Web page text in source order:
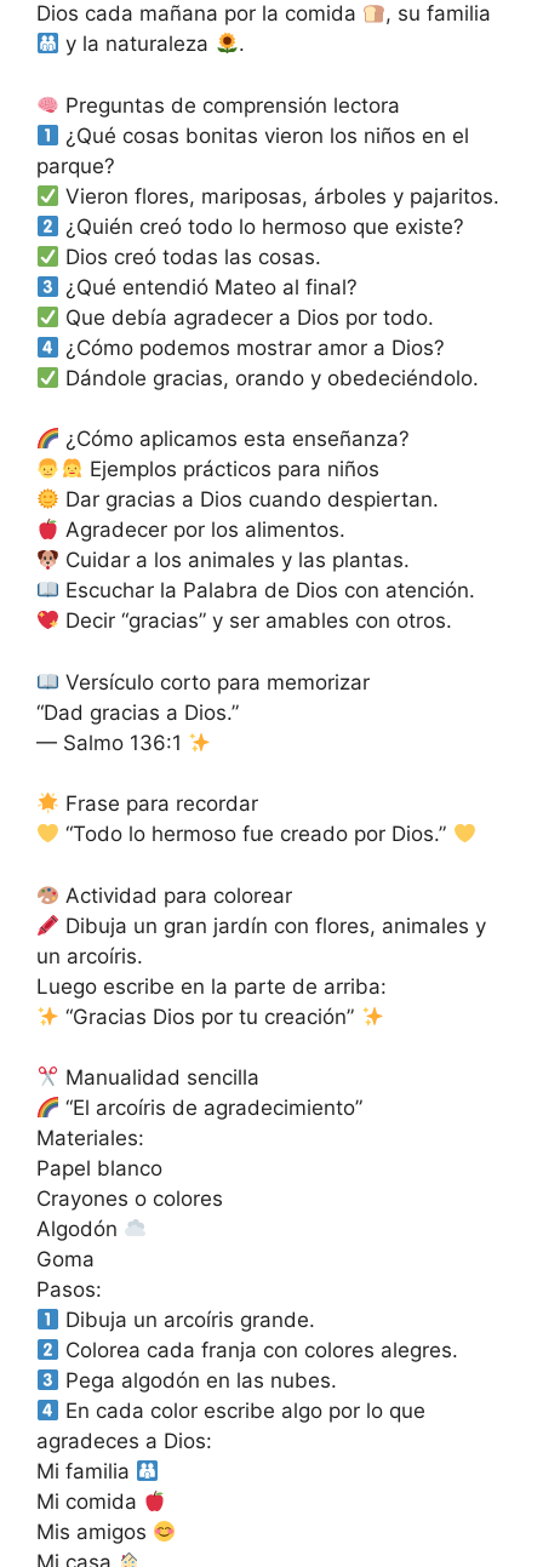
Dios cada mañana por la comida
, su familia
y la naturaleza
.
Preguntas de comprensión lectora
¿Qué cosas bonitas vieron los niños en el
parque?
Vieron flores, mariposas, árboles y pajaritos.
¿Quién creó todo lo hermoso que existe?
Dios creó todas las cosas.
¿Qué entendió Mateo al final?
Que debía agradecer a Dios por todo.
¿Cómo podemos mostrar amor a Dios?
Dándole gracias, orando y obedeciéndolo.
¿Cómo aplicamos esta enseñanza?
Ejemplos prácticos para niños
Dar gracias a Dios cuando despiertan.
Agradecer por los alimentos.
Cuidar a los animales y las plantas.
Escuchar la Palabra de Dios con atención.
Decir “gracias” y ser amables con otros.
Versículo corto para memorizar
“Dad gracias a Dios.”
— Salmo 136:1
Frase para recordar
“Todo lo hermoso fue creado por Dios.”
Actividad para colorear
Dibuja un gran jardín con flores, animales y
un arcoíris.
Luego escribe en la parte de arriba:
“Gracias Dios por tu creación”
Manualidad sencilla
“El arcoíris de agradecimiento”
Materiales:
Papel blanco
Crayones o colores
Algodón
Goma
Pasos:
Dibuja un arcoíris grande.
Colorea cada franja con colores alegres.
Pega algodón en las nubes.
En cada color escribe algo por lo que
agradeces a Dios:
Mi familia
Mi comida
Mis amigos